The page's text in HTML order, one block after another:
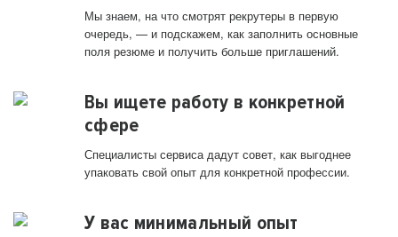
Мы знаем, на что смотрят рекрутеры в первую
очередь, — и подскажем, как заполнить основные
поля резюме и получить больше приглашений.
Вы ищете работу в конкретной
сфере
Специалисты сервиса дадут совет, как выгоднее
упаковать свой опыт для конкретной профессии.
У вас минимальный опыт